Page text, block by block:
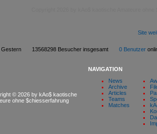
Site
13568298 Besucher insgesamt 0 Benutzer
© 2026 by kAo$ kaotische
ohne $chiesserfahrung
NAVIGATION
News
Archive
Articles
Teams
Matches